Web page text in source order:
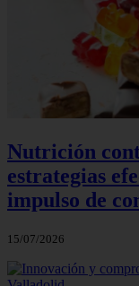
Nutrición
estrategias
impulso de
15/07/2026